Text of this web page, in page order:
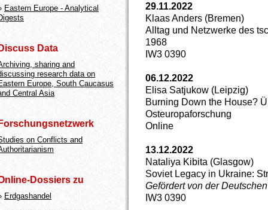
29.11.2022
Klaas Anders (Bremen)
Alltag und Netzwerke des
1968
IW3 0390
06.12.2022
Elisa Satjukow (Leipzig)
Burning Down the House?
Osteuropaforschung
Online
13.12.2022
Nataliya Kibita (Glasgow)
Soviet Legacy in Ukraine:
Gefördert von der
IW3 0390
Eastern Europe - Analytical
Data
sharing and
research data on
Europe, South Caucasus
Central Asia
on Conflicts and
Dossiers zu
Erdgashandel